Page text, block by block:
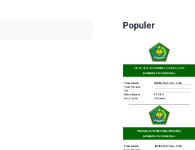
Populer